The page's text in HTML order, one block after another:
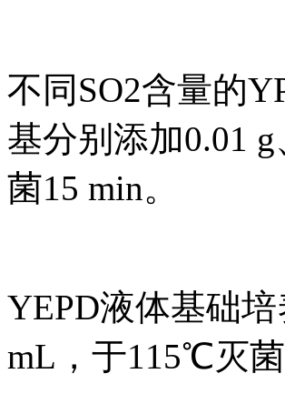
不同SO2含量的
基分别添加0.01
菌15 min。
YEPD液体基础
mL，于115℃灭